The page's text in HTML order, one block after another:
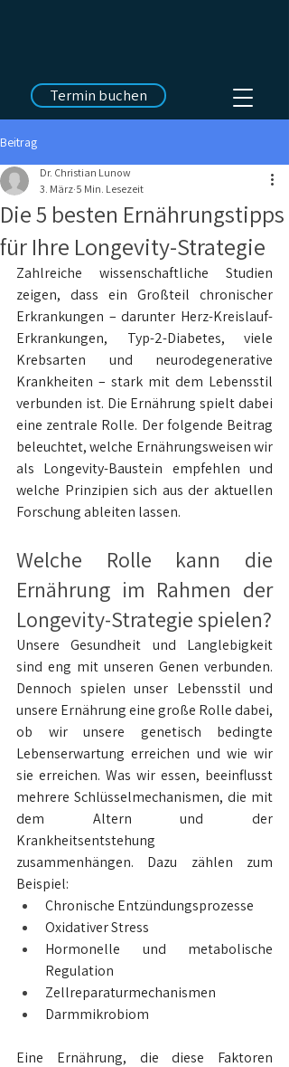
Termin buchen
Beitrag
Die 5 besten Ernährungstipps
für Ihre Longevity-Strategie
Dr. Christian Lunow
3. März 5 Min. Lesezeit
Zahlreiche wissenschaftliche Studien
zeigen, dass ein Großteil chronischer
Erkrankungen – darunter Herz-Kreislauf-
Erkrankungen, Typ-2-Diabetes, viele
Krebsarten und neurodegenerative
Krankheiten – stark mit dem Lebensstil
verbunden ist. Die Ernährung spielt dabei
eine zentrale Rolle. Der folgende Beitrag
beleuchtet, welche Ernährungsweisen wir
als Longevity-Baustein empfehlen und
welche Prinzipien sich aus der aktuellen
Forschung ableiten lassen.
Welche Rolle kann die
Ernährung im Rahmen der
Longevity-Strategie spielen?
Unsere Gesundheit und Langlebigkeit
sind eng mit unseren Genen verbunden.
Dennoch spielen unser Lebensstil und
unsere Ernährung eine große Rolle dabei,
ob wir unsere genetisch bedingte
Lebenserwartung erreichen und wie wir
sie erreichen. Was wir essen, beeinflusst
mehrere Schlüsselmechanismen, die mit
dem Altern und der
Krankheitsentstehung
zusammenhängen. Dazu zählen zum
Beispiel:
Chronische Entzündungsprozesse
Oxidativer Stress
Hormonelle und metabolische
Regulation
Zellreparaturmechanismen
Darmmikrobiom
Eine Ernährung, die diese Faktoren